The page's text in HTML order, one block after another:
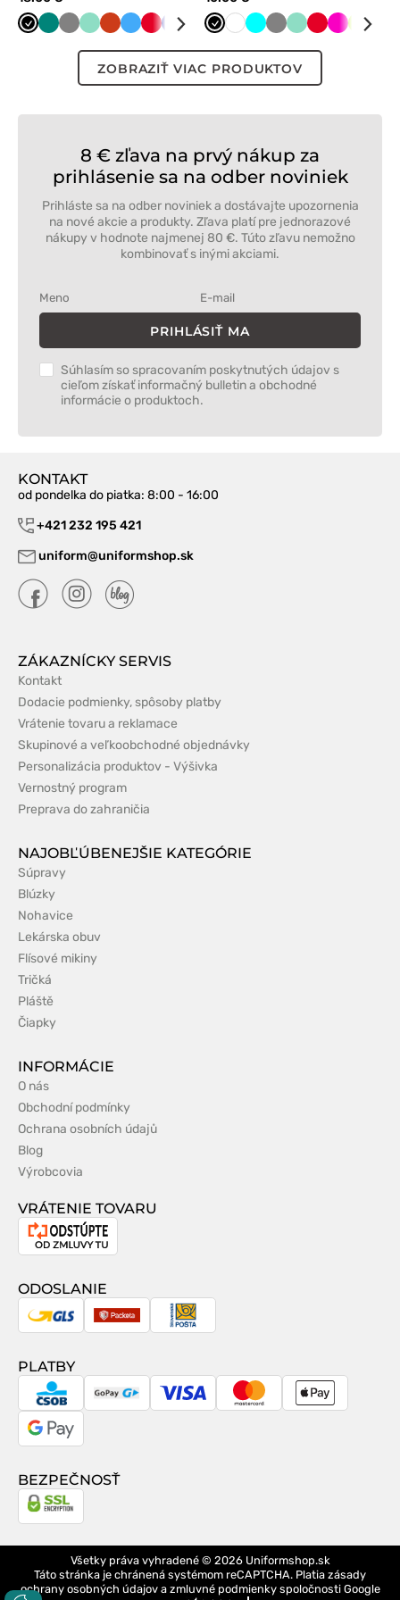
ČiernaZelenáTmavoMátováOranžová
Lazurová
ČervenáTmavoLimetková
Námornícky
Tmavo
Biela Grafitová
ČiernaBielaTyrkysová
TmavoMátováČervenáMalinová
ZOBRAZIŤ VIAC PRODUKTOV
8 € zľava na prvý nákup za
prihlásenie sa na odber noviniek
Prihláste sa na odber noviniek a dostávajte upozornenia
na nové akcie a produkty. Zľava platí pre jednorazové
nákupy v hodnote najmenej 80 €. Túto zľavu nemožno
kombinovať s inými akciami.
PRIHLÁSIŤ MA
Súhlasím so spracovaním poskytnutých údajov s
cieľom získať informačný bulletin a obchodné
informácie o produktoch.
KONTAKT
od pondelka do piatka: 8:00 - 16:00
+421 232 195 421
uniform@uniformshop.sk
ZÁKAZNÍCKY SERVIS
Kontakt
Dodacie podmienky, spôsoby platby
Vrátenie tovaru a reklamace
Skupinové a veľkoobchodné objednávky
Personalizácia produktov - Výšivka
Vernostný program
Preprava do zahraničia
NAJOBĽÚBENEJŠIE KATEGÓRIE
Súpravy
Blúzky
Nohavice
Lekárska obuv
Flísové mikiny
Tričká
Pláště
Čiapky
INFORMÁCIE
O nás
Obchodní podmínky
Ochrana osobních údajů
Blog
Výrobcovia
VRÁTENIE TOVARU
Odstúpenie
zmluvy
ODOSLANIE
GLS Packeta
Slovenská
PLATBY
CSOB GoPay Visa MasterCardApple
Google
BEZPEČNOSŤ
Všetky práva vyhradené © 2026 Uniformshop.sk
Táto stránka je chránená systémom reCAPTCHA. Platia zásady
ochrany osobných údajova zmluvné podmienkyspoločnosti Google